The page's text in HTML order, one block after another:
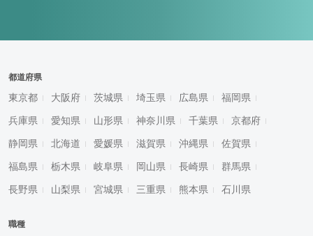
都道府県
東京都 大阪府 茨城県 埼玉県 広島県 福岡県
兵庫県 愛知県 山形県 神奈川県 千葉県 京都府
静岡県 北海道 愛媛県 滋賀県 沖縄県 佐賀県
福島県 栃木県 岐阜県 岡山県 長崎県 群馬県
長野県 山梨県 宮城県 三重県 熊本県 石川県
職種